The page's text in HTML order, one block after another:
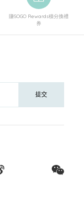
賺SOGO Rewards積分換禮
券
提交